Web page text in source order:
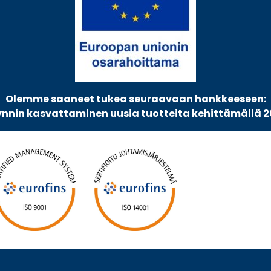
Olemme saaneet tukea seuraavaan hankkeeseen:
kasvattaminen uusia tuotteita kehittämällä